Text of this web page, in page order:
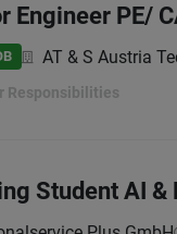
Engineer PE/
AT & S Austria
Responsibilities
Student AI